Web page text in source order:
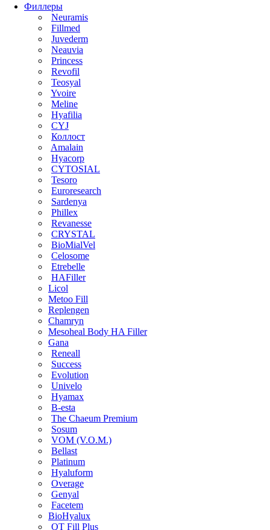
Филлеры
Neuramis
Fillmed
Juvederm
Neauvia
Princess
Revofil
Teosyal
Yvoire
Meline
Hyafilia
CYJ
Коллост
Amalain
Hyacorp
CYTOSIAL
Tesoro
Euroresearch
Sardenya
Phillex
Revanesse
CRYSTAL
BioMialVel
Celosome
Etrebelle
HAFiller
Licol
Metoo Fill
Replengen
Chamryn
Mesoheal Body HA Filler
Gana
Reneall
Success
Evolution
Univelo
Hyamax
B-esta
The Chaeum Premium
Sosum
VOM (V.O.M.)
Bellast
Platinum
Hyaluform
Overage
Genyal
Facetem
BioHyalux
QT Fill Plus